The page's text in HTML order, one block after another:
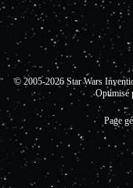
© 2005-2026 Star Wars
Optimisé
Page